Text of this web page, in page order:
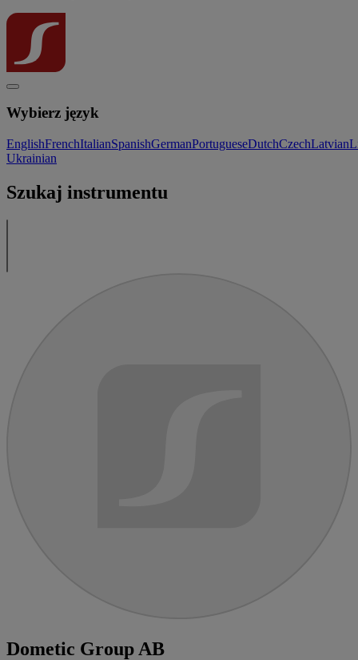
Wybierz język
EnglishFrenchItalianSpanishGermanPortugueseDutchCzechLatvian
Ukrainian
Szukaj instrumentu
Dometic Group AB